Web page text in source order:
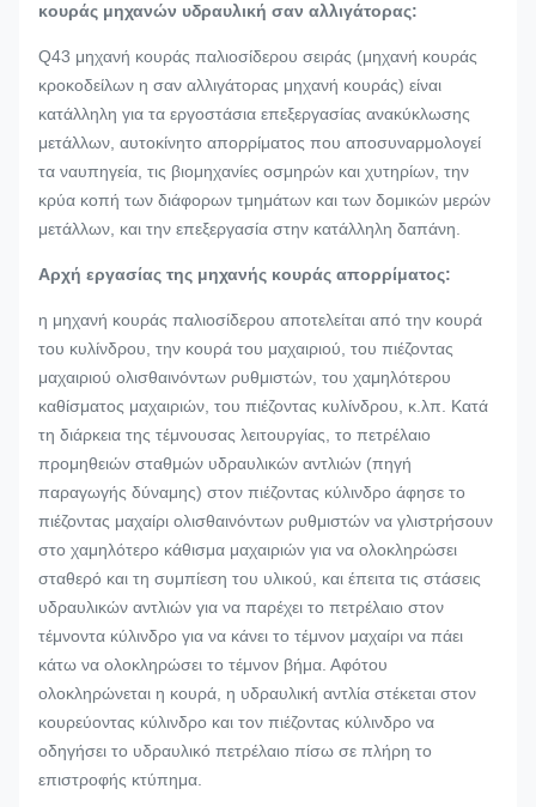
κουράς μηχανών υδραυλική σαν αλλιγάτορας:
Q43 μηχανή κουράς παλιοσίδερου σειράς (μηχανή κουράς
κροκοδείλων η σαν αλλιγάτορας μηχανή κουράς) είναι
κατάλληλη για τα εργοστάσια επεξεργασίας ανακύκλωσης
μετάλλων, αυτοκίνητο απορρίματος που αποσυναρμολογεί
τα ναυπηγεία, τις βιομηχανίες οσμηρών και χυτηρίων, την
κρύα κοπή των διάφορων τμημάτων και των δομικών μερών
μετάλλων, και την επεξεργασία στην κατάλληλη δαπάνη.
Αρχή εργασίας της μηχανής κουράς απορρίματος:
η μηχανή κουράς παλιοσίδερου αποτελείται από την κουρά
του κυλίνδρου, την κουρά του μαχαιριού, του πιέζοντας
μαχαιριού ολισθαινόντων ρυθμιστών, του χαμηλότερου
καθίσματος μαχαιριών, του πιέζοντας κυλίνδρου, κ.λπ. Κατά
τη διάρκεια της τέμνουσας λειτουργίας, το πετρέλαιο
προμηθειών σταθμών υδραυλικών αντλιών (πηγή
παραγωγής δύναμης) στον πιέζοντας κύλινδρο άφησε το
πιέζοντας μαχαίρι ολισθαινόντων ρυθμιστών να γλιστρήσουν
στο χαμηλότερο κάθισμα μαχαιριών για να ολοκληρώσει
σταθερό και τη συμπίεση του υλικού, και έπειτα τις στάσεις
υδραυλικών αντλιών για να παρέχει το πετρέλαιο στον
τέμνοντα κύλινδρο για να κάνει το τέμνον μαχαίρι να πάει
κάτω να ολοκληρώσει το τέμνον βήμα. Αφότου
ολοκληρώνεται η κουρά, η υδραυλική αντλία στέκεται στον
κουρεύοντας κύλινδρο και τον πιέζοντας κύλινδρο να
οδηγήσει το υδραυλικό πετρέλαιο πίσω σε πλήρη το
επιστροφής κτύπημα.